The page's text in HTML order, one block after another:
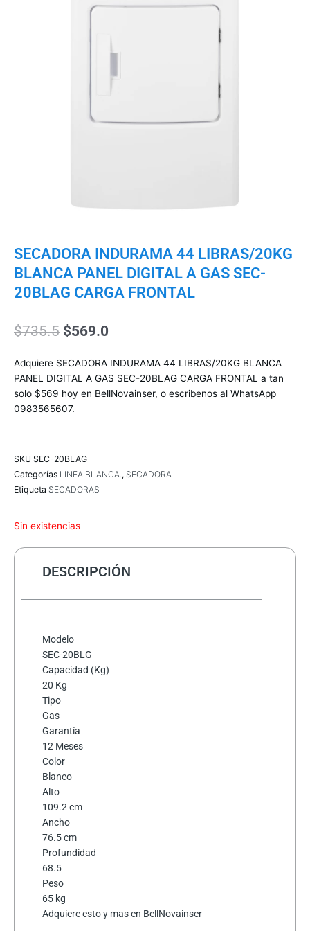
SECADORA INDURAMA 44 LIBRAS/20KG
BLANCA PANEL DIGITAL A GAS SEC-
20BLAG CARGA FRONTAL
$735.5 El
original
era:
$735.5.
$569.0
actual
es:
$569.0.
Adquiere SECADORA INDURAMA 44 LIBRAS/20KG BLANCA
PANEL DIGITAL A GAS SEC-20BLAG CARGA FRONTAL a tan
solo $569 hoy en BellNovainser, o escribenos al WhatsApp
0983565607.
SKU SEC-20BLAG
Categorías LINEA BLANCA., SECADORA
Etiqueta SECADORAS
Sin existencias
DESCRIPCIÓN
Modelo
SEC-20BLG
Capacidad (Kg)
20 Kg
Tipo
Gas
Garantía
12 Meses
Color
Blanco
Alto
109.2 cm
Ancho
76.5 cm
Profundidad
68.5
Peso
65 kg
Adquiere esto y mas en BellNovainser